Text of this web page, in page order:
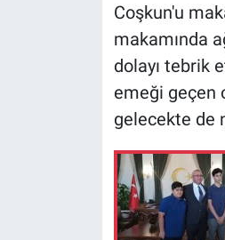
Coşkun'u
makamında
dolayı tebrik
emeği geçen
gelecekte de